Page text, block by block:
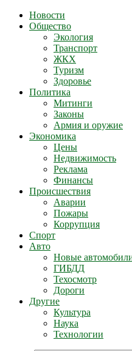
Новости
Общество
Экология
Транспорт
ЖКХ
Туризм
Здоровье
Политика
Митинги
Законы
Армия и оружие
Экономика
Цены
Недвижимость
Реклама
Финансы
Происшествия
Аварии
Пожары
Коррупция
Спорт
Авто
Новые
ГИБДД
Техосмотр
Дороги
Другие
Культура
Наука
Технологии